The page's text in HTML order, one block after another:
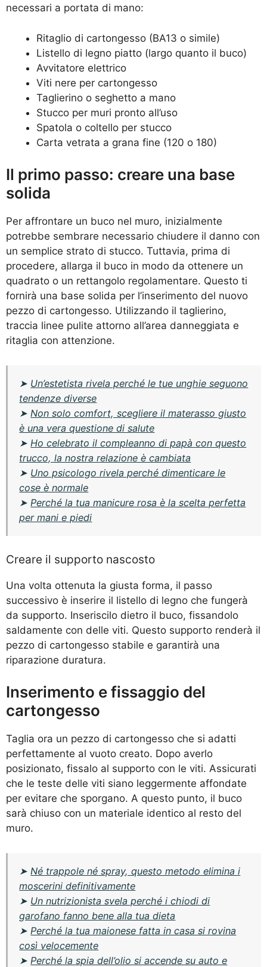
necessari a portata di mano:
Ritaglio di cartongesso (BA13 o simile)
Listello di legno piatto (largo quanto il buco)
Avvitatore elettrico
Viti nere per cartongesso
Taglierino o seghetto a mano
Stucco per muri pronto all’uso
Spatola o coltello per stucco
Carta vetrata a grana fine (120 o 180)
Il primo passo: creare una base
solida
Per affrontare un buco nel muro, inizialmente
potrebbe sembrare necessario chiudere il danno con
un semplice strato di stucco. Tuttavia, prima di
procedere, allarga il buco in modo da ottenere un
quadrato o un rettangolo regolamentare. Questo ti
fornirà una base solida per l’inserimento del nuovo
pezzo di cartongesso. Utilizzando il taglierino,
traccia linee pulite attorno all’area danneggiata e
ritaglia con attenzione.
➤ Un’estetista rivela perché le tue unghie seguono
tendenze diverse
➤Non solo comfort, scegliere il materasso giusto
è una vera questione di salute
➤Ho celebrato il compleanno di papà con questo
trucco, la nostra relazione è cambiata
➤ Uno psicologo rivela perché dimenticare le
cose è normale
➤Perché la tua manicure rosa è la scelta perfetta
per mani e piedi
Creare il supporto nascosto
Una volta ottenuta la giusta forma, il passo
successivo è inserire il listello di legno che fungerà
da supporto. Inseriscilo dietro il buco, fissandolo
saldamente con delle viti. Questo supporto renderà il
pezzo di cartongesso stabile e garantirà una
riparazione duratura.
Inserimento e fissaggio del
cartongesso
Taglia ora un pezzo di cartongesso che si adatti
perfettamente al vuoto creato. Dopo averlo
posizionato, fissalo al supporto con le viti. Assicurati
che le teste delle viti siano leggermente affondate
per evitare che sporgano. A questo punto, il buco
sarà chiuso con un materiale identico al resto del
muro.
➤Né trappole né spray, questo metodo elimina i
moscerini definitivamente
➤ Un nutrizionista svela perché i chiodi di
garofano fanno bene alla tua dieta
➤Perché la tua maionese fatta in casa si rovina
così velocemente
➤Perché la spia dell’olio si accende su auto e